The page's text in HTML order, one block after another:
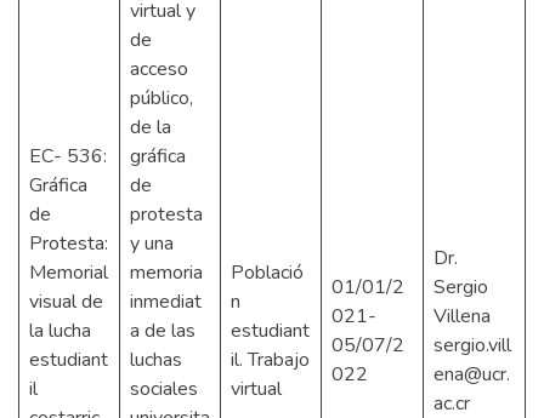
EC- 536:
Gráfica
de
Protesta:
Memorial
visual de
la lucha
estudiant
il
virtual y
de
acceso
público,
de la
gráfica
de
protesta
y una
memoria
inmediat
a de las
luchas
sociales
Població
n
estudiant
il. Trabajo
virtual
01/01/2
021-
05/07/2
022
Dr.
Sergio
Villena
sergio.vill
ena@ucr.
ac.cr